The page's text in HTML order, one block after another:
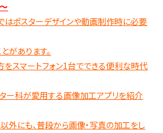
はポスターデザインや動画制作時に必要
があります。
スマートフォン1台でできる便利な時代
ター科が愛用する画像加工アプリを紹介
外にも、普段から画像・写真の加工をし